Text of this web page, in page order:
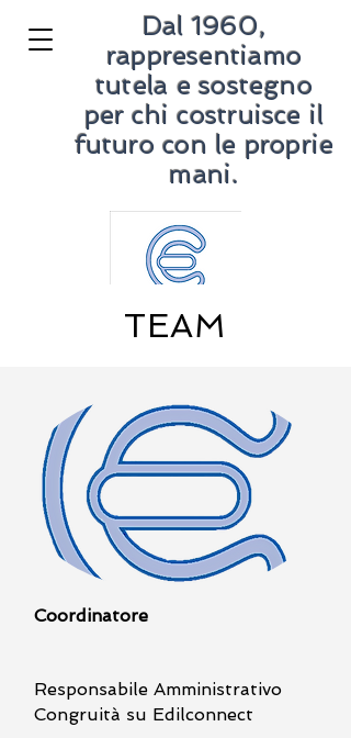
della Provincia
di Ravenna
Dal 1960,
rappresentiamo
tutela e sostegno
per chi costruisce il
futuro con le proprie
mani.
TEAM
Coordinatore
​Responsabile Amministrativo
Congruità su Edilconnect